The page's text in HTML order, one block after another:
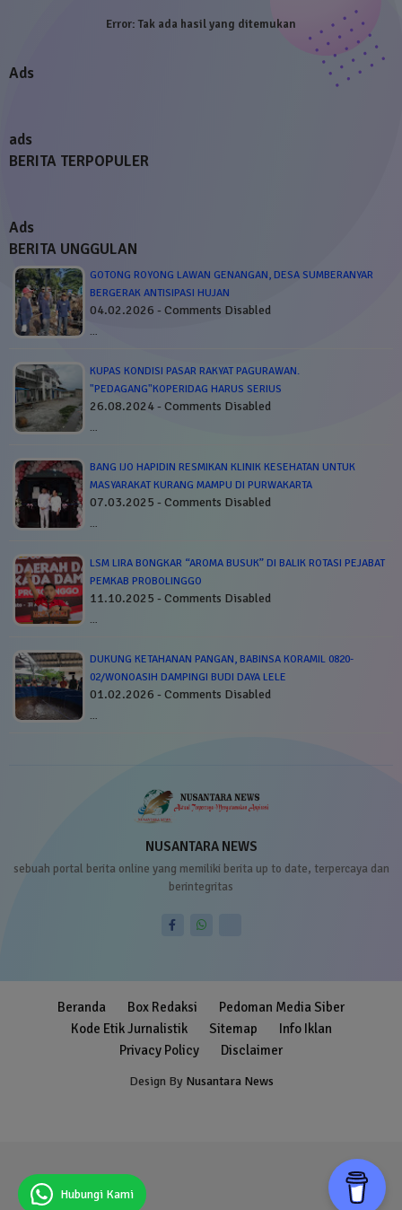
Error:Tak ada hasil yang ditemukan
Ads
ads
BERITA TERPOPULER
Ads
BERITA UNGGULAN
GOTONG ROYONG LAWAN GENANGAN, DESA SUMBERANYAR
BERGERAK ANTISIPASI HUJAN
04.02.2026 - Comments Disabled
…
KUPAS KONDISI PASAR RAKYAT PAGURAWAN.
"PEDAGANG"KOPERIDAG HARUS SERIUS
26.08.2024 - Comments Disabled
…
BANG IJO HAPIDIN RESMIKAN KLINIK KESEHATAN UNTUK
MASYARAKAT KURANG MAMPU DI PURWAKARTA
07.03.2025 - Comments Disabled
…
LSM LIRA BONGKAR “AROMA BUSUK” DI BALIK ROTASI PEJABAT
PEMKAB PROBOLINGGO
11.10.2025 - Comments Disabled
…
DUKUNG KETAHANAN PANGAN, BABINSA KORAMIL 0820-
02/WONOASIH DAMPINGI BUDI DAYA LELE
01.02.2026 - Comments Disabled
…
NUSANTARA NEWS
sebuah portal berita online yang memiliki berita up to date, terpercaya dan
berintegritas
Design By Nusantara News
Beranda Box Redaksi
Pedoman Media Siber
Kode Etik Jurnalistik
Sitemap
Info Iklan
Privacy Policy
Disclaimer
Hubungi Kami